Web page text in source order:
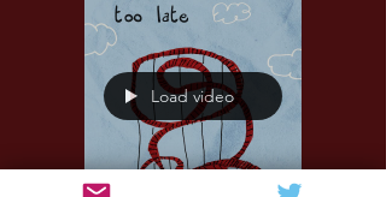
Load video